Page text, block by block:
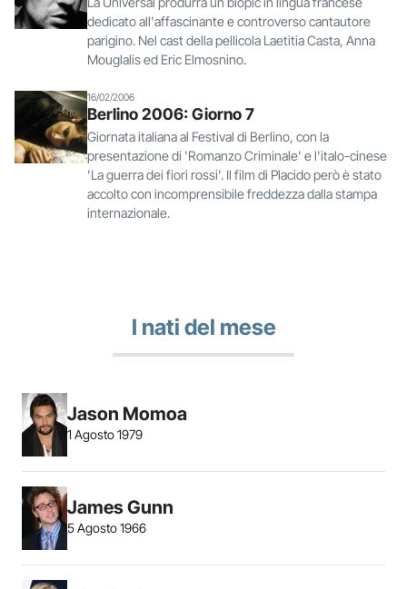
dedicato all'affascinante e controverso cantautore
parigino. Nel cast della pellicola Laetitia Casta, Anna
Mouglalis ed Eric Elmosnino.
16/02/2006
Berlino 2006: Giorno 7
Giornata italiana al Festival di Berlino, con la
presentazione di 'Romanzo Criminale' e l'italo-cinese
'La guerra dei fiori rossi'. Il film di Placido però è stato
accolto con incomprensibile freddezza dalla stampa
internazionale.
I nati del mese
Jason Momoa
1 Agosto 1979
James Gunn
5 Agosto 1966